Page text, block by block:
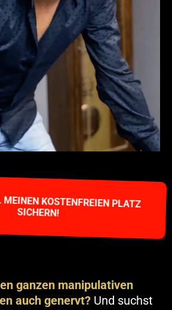
KOSTENFREIEN PLATZ
SICHERN!
ganzen manipulativen
auch genervt? Und suchst